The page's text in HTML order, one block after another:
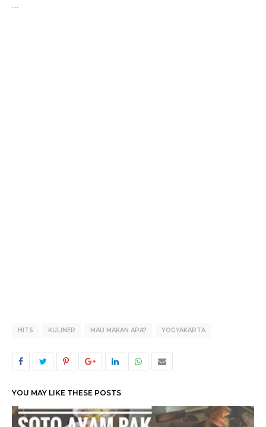
...
HITS KULINER MAU MAKAN APA? YOGYAKARTA
YOU MAY LIKE THESE POSTS